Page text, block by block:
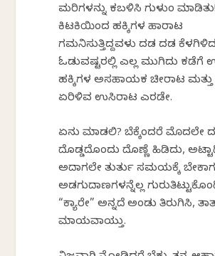
ಮರಿಗಳನ್ನು ಕಬಳಿಸಿ ಗುಳುಂ
ಕಿಟಕಿಯಿಂದ ಹಕ್ಕಿಗಳ ಹಾರಾಟ
ಗಮನಿಸುತ್ತಿದ್ದವಳು ದಡ ದಡ
ಓಡುವಷ್ಟರಲ್ಲಿ ಎಲ್ಲ ಮುಗಿದು ಕಡೆಗೆ
ಹಕ್ಕಿಗಳ ಅಸಹಾಯಕ ಚೀರಾಟ ಮತ್ತು
ಏರಿಳಿವ ಉಸಿರಾಟ ಎರಡೇ.
ಏನು ಮಾಡಲಿ? ಬೆಕ್ಕೆಂದರೆ ಮೊದಲೇ
ದೊಡ್ಡದೊಂದು ದೊಣ್ಣೆ ಹಿಡಿದು,
ಅದಾಗಲೇ ತುರ್ತು ಸಮಯಕ್ಕೆ
ಅಡಗುದಾಣಗಳನ್ನೆಲ್ಲ
“ಕ್ಯಾರೇ” ಅನ್ನದೆ ಅಂಡು ತಿರುಗಿಸಿ,
ಮಾಯವಾಯ್ತು.